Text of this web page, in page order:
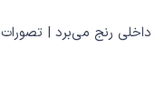
داخلی رنج می‌برد | تصورات